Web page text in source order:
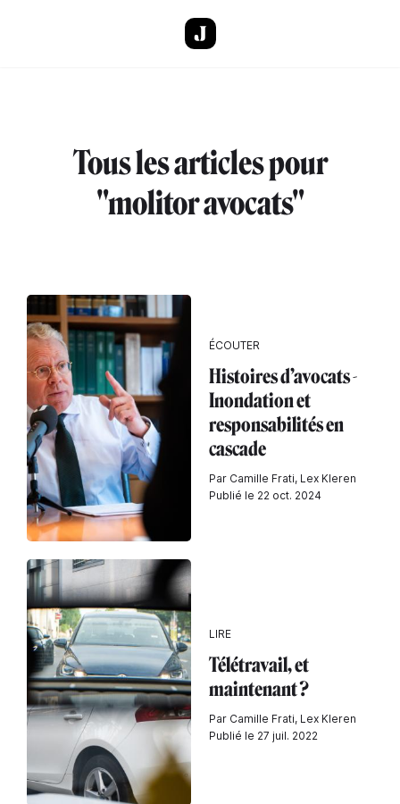
Tous les articles pour
"molitor avocats"
ÉCOUTER
Histoires d’avocats -
Inondation et
responsabilités en
cascade
Par Camille Frati, Lex Kleren
Publié le 22 oct. 2024
LIRE
Télétravail, et
maintenant ?
Par Camille Frati, Lex Kleren
Publié le 27 juil. 2022